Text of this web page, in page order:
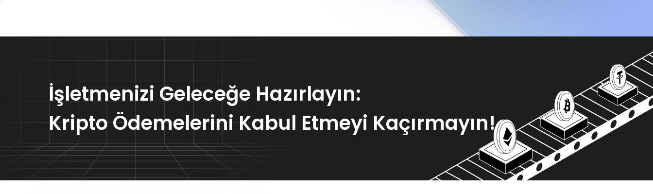
İşletmenizi Geleceğe Hazırlayın:
Kripto Ödemelerini Kabul Etmeyi Kaçırmayın!